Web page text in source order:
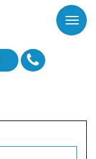
Toggle